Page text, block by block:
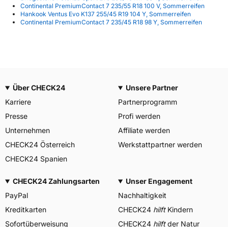
Continental PremiumContact 7 235/55 R18 100 V, Sommerreifen
Hankook Ventus Evo K137 255/45 R19 104 Y, Sommerreifen
Continental PremiumContact 7 235/45 R18 98 Y, Sommerreifen
Über CHECK24
Karriere
Presse
Unternehmen
CHECK24 Österreich
CHECK24 Spanien
Unsere Partner
Partnerprogramm
Profi werden
Affiliate werden
Werkstattpartner werden
CHECK24 Zahlungsarten
PayPal
Kreditkarten
Sofortüberweisung
Unser Engagement
Nachhaltigkeit
CHECK24 hilftKindern
CHECK24 hilftder Natur